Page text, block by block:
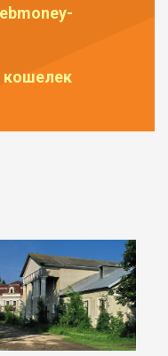
кошелек